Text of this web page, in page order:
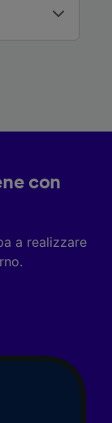
con
a realizzare